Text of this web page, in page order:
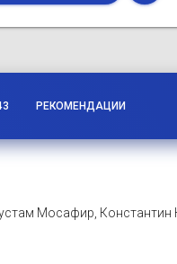
РЕКОМЕНДАЦИИ
Мосафир, Константин